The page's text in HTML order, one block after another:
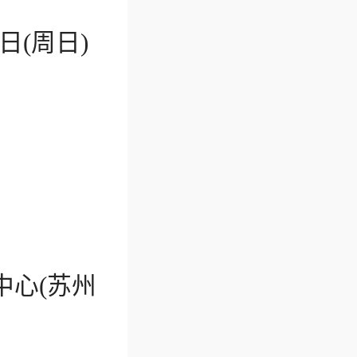
(周日)
心(苏州